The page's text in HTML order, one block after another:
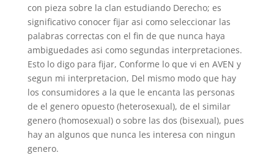
con pieza sobre la clan estudiando Derecho; es
significativo conocer fijar asi­ como seleccionar las
palabras correctas con el fin de que nunca haya
ambiguedades asi­ como segundas interpretaciones.
Esto lo digo para fijar, Conforme lo que vi en AVEN y
segun mi interpretacion, Del mismo modo que hay
los consumidores a la que le encanta las personas
de el genero opuesto (heterosexual), de el similar
genero (homosexual) o sobre las dos (bisexual), pues
hay an algunos que nunca les interesa con ningun
genero.